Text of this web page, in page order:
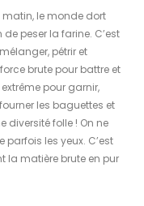
matin, le monde dort
peser la farine. C’est
pétrir et
brute pour battre et
pour garnir,
les baguettes et
diversité folle ! On ne
les yeux. C’est
la matière brute en pur